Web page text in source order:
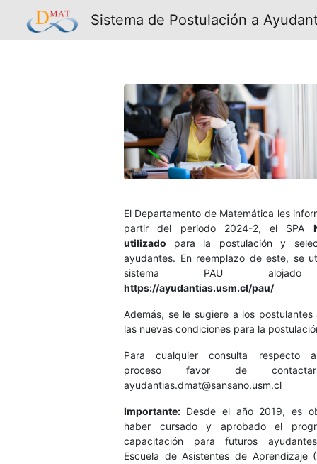
Sistema de Postulación a
El Departamento de Matemática les
partir del periodo 2024-2, el SPA
utilizado para la postulación y
ayudantes. En reemplazo de este, se
sistema PAU
https://ayudantias.usm.cl/pau/
Además, se le sugiere a los postulantes
las nuevas condiciones para la
Para cualquier consulta respecto
proceso favor de
ayudantias.dmat@sansano.usm.cl
Importante: Desde el año 2019, es
haber cursado y aprobado el
capacitación para futuros
Escuela de Asistentes de Aprendizaje